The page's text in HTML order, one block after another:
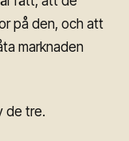
på den, och att
marknaden
de tre.